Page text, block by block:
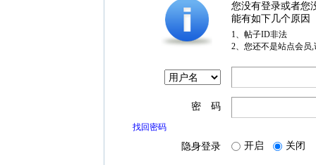
您没有登录或者您
能有如下几个原因
1、帖子ID非法
2、您还不是站点会员
密 码
找回密码
隐身登录 开启 关闭